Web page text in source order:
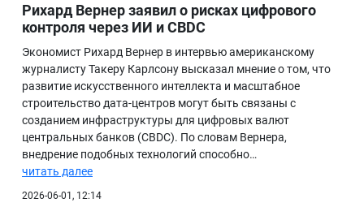
Рихард Вернер заявил о рисках цифрового
контроля через ИИ и CBDC
Экономист Рихард Вернер в интервью американскому
журналисту Такеру Карлсону высказал мнение о том, что
развитие искусственного интеллекта и масштабное
строительство дата-центров могут быть связаны с
созданием инфраструктуры для цифровых валют
центральных банков (CBDC). По словам Вернера,
внедрение подобных технологий способно…
читать далее
2026-06-01, 12:14